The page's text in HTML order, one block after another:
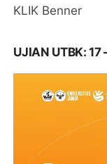
KLIK Benner
UJIAN UTBK: